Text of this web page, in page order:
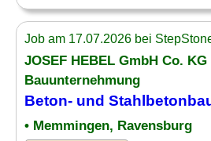
Job am 17.07.2026 bei
JOSEF HEBEL GmbH Co. KG
Bauunternehmung
Beton- und
• Memmingen, Ravensburg